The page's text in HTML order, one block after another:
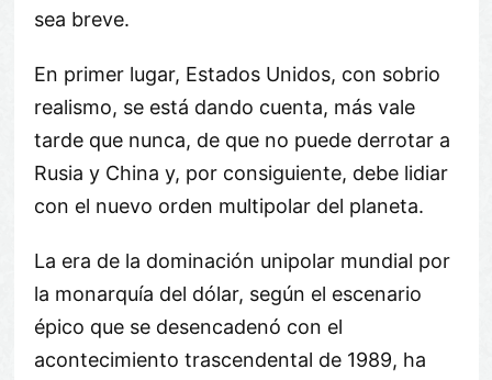
sea breve.
En primer lugar, Estados Unidos, con sobrio
realismo, se está dando cuenta, más vale
tarde que nunca, de que no puede derrotar a
Rusia y China y, por consiguiente, debe lidiar
con el nuevo orden multipolar del planeta.
La era de la dominación unipolar mundial por
la monarquía del dólar, según el escenario
épico que se desencadenó con el
acontecimiento trascendental de 1989, ha